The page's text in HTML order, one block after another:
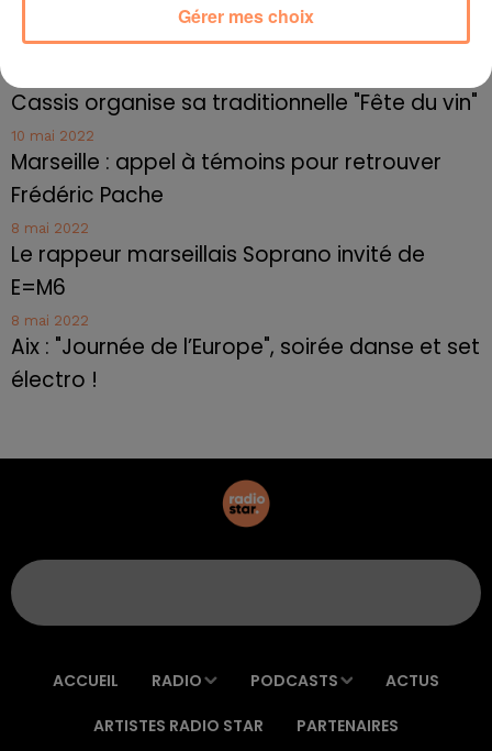
Toulon : des quais électrifiés pour 2023 !
Cassis organise sa traditionnelle "Fête du vin"
10 mai 2022
Marseille : appel à témoins pour retrouver
Frédéric Pache
8 mai 2022
Le rappeur marseillais Soprano invité de
E=M6
8 mai 2022
Aix : "Journée de l’Europe", soirée danse et set
électro !
ACCUEIL RADIO PODCASTS ACTUS
ARTISTES RADIO STAR PARTENAIRES
Gérer mes choix